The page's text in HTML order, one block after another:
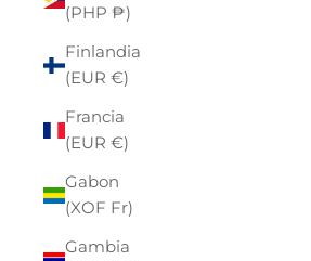
(PHP ₱)
Finlandia
(EUR €)
Francia
(EUR €)
Gabon
(XOF Fr)
Gambia